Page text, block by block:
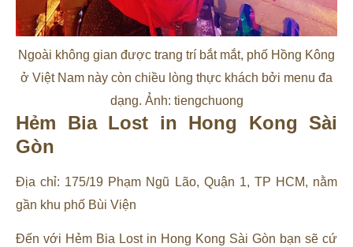
Ngoài không gian được trang trí bắt mắt, phố Hồng Kông
ở Việt Nam này còn chiều lòng thực khách bởi menu đa
dạng. Ảnh: tiengchuong
Hẻm Bia Lost in Hong Kong Sài
Gòn
Địa chỉ: 175/19 Phạm Ngũ Lão, Quận 1, TP HCM, nằm
gần khu phố Bùi Viện
Đến với Hẻm Bia Lost in Hong Kong Sài Gòn bạn sẽ cứ